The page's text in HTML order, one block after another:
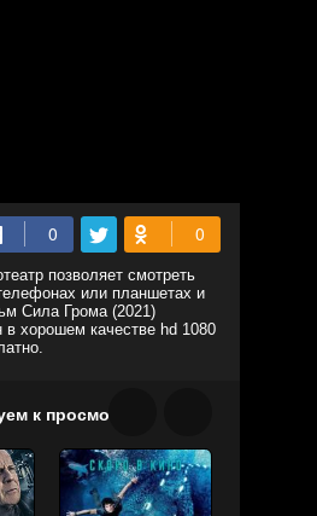
позволяет смотреть
или планшетах и
Сила Грома (2021)
в хорошем качестве hd 1080
к просмотру: